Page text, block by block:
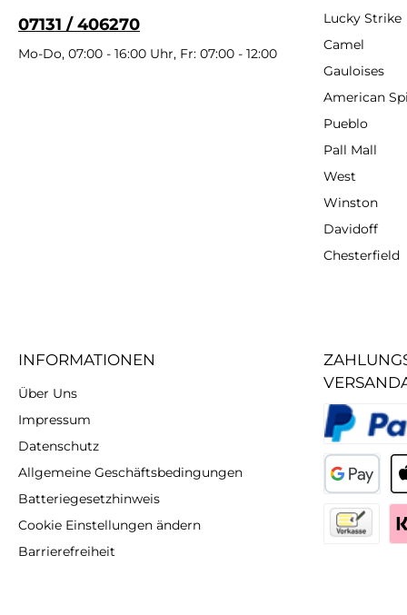
07131 / 406270
Mo-Do, 07:00 - 16:00 Uhr, Fr: 07:00 - 12:00
Lucky Strike
Camel
Gauloises
American
Pueblo
Pall Mall
West
Winston
Davidoff
Chesterfield
INFORMATIONEN
Über Uns
Impressum
Datenschutz
Allgemeine Geschäftsbedingungen
Batteriegesetzhinweis
Cookie Einstellungen ändern
Barrierefreiheit
PayPal
GooglePay